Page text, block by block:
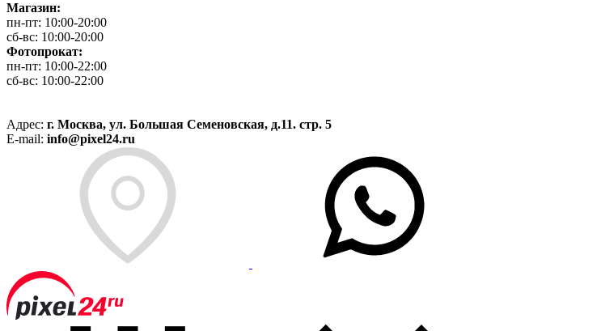
Магазин:
пн-пт: 10:00-20:00
сб-вс: 10:00-20:00
Фотопрокат:
пн-пт: 10:00-22:00
сб-вс: 10:00-22:00
Адрес: г. Москва, ул. Большая Семеновская, д.11. стр. 5
E-mail: info@pixel24.ru